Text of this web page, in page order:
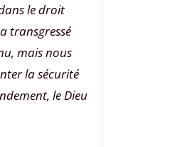
le droit
transgressé
mais nous
la sécurité
le Dieu